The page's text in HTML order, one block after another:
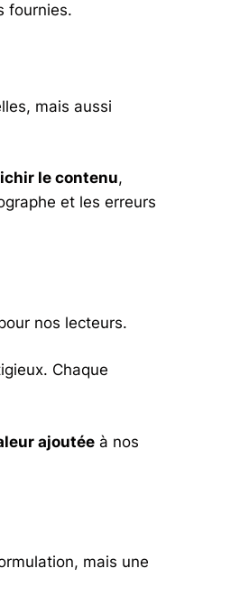
fournies.
mais aussi
le contenu,
et les erreurs
nos lecteurs.
Chaque
ajoutée à nos
mais une